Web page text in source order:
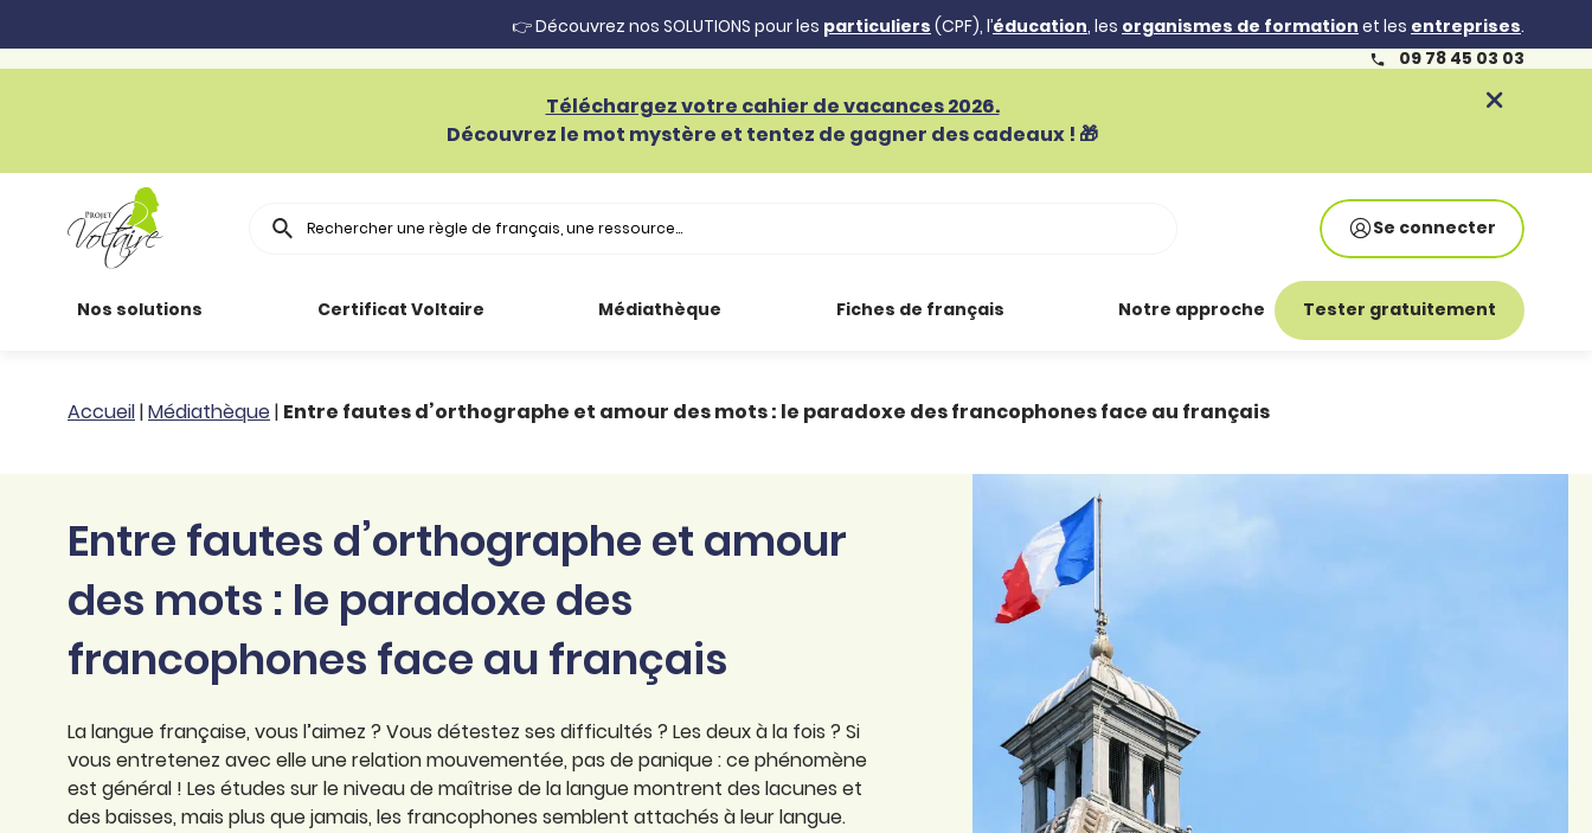
👉 Découvrez nos SOLUTIONS pour les particuliers (CPF), l’éducation, les organismes de formation et les entreprises.
09 78 45 03 03
Téléchargez votre cahier de vacances 2026.
Découvrez le mot mystère et tentez de gagner des cadeaux ! 🎁
Rechercher Se connecter
Nos solutions
Particuliers
formation
Évaluer le niveau de ses
salariés
Certificat Voltaire Médiathèque
Toutes nos
professionnel
Animer une classe
Aider ses enfants
salariés
Explorer la langue
française
Fiches de français
Conjugaison
d’orthographe
Syntaxe
Toutes nos fiches
Notre approche Tester gratuitement
Accueil|Médiathèque| Entre fautes d’orthographe et amour des mots : le paradoxe des francophones face au français
Entre fautes d’orthographe et amour
des mots : le paradoxe des
francophones face au français
La langue française, vous l’aimez ? Vous détestez ses difficultés ? Les deux à la fois ? Si
vous entretenez avec elle une relation mouvementée, pas de panique : ce phénomène
est général ! Les études sur le niveau de maîtrise de la langue montrent des lacunes et
des baisses, mais plus que jamais, les francophones semblent attachés à leur langue.